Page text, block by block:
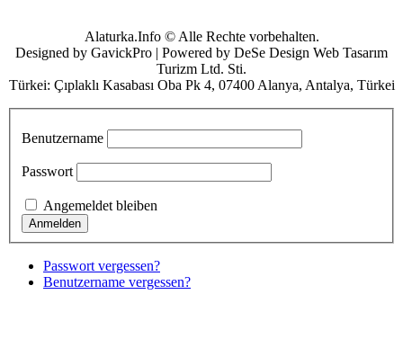
Alaturka.Info © Alle Rechte vorbehalten.
Designed by GavickPro | Powered by DeSe Design Web Tasarım
Turizm Ltd. Sti.
Türkei: Çıplaklı Kasabası Oba Pk 4, 07400 Alanya, Antalya, Türkei
Benutzername
Passwort
Angemeldet bleiben
Passwort vergessen?
Benutzername vergessen?